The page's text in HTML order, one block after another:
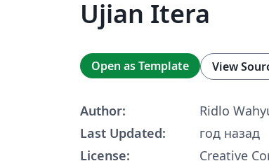
Ujian Itera
Open as Template View
Author:
Ridlo
Last Updated:
год назад
License:
Creative